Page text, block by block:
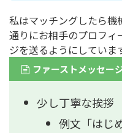
私はマッチングしたら機
通りにお相手のプロフィ
ジを送るようにしていま
ファーストメッセー
少し丁寧な挨拶
例文「はじ